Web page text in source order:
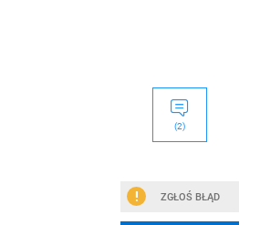
(2)
ZGŁOŚ BŁĄD